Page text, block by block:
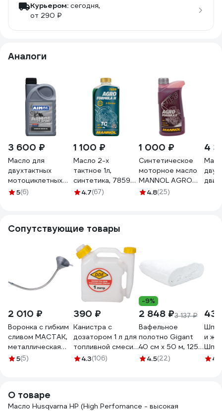
Курьером: сегодня,
от 290 ₽
Аналоги
3 600 ₽
Масло для
двухтактных
мотоциклетных
двигателей 2T
5(6)
1 100 ₽
Mасло 2-х
тактное 1л,
синтетика, 7859
Agro for
4.7(67)
1 000 ₽
Синтетическое
моторное масло
MANNOL AGRO
FORMULA S, 1 л
4.8(25)
4
Сопутствующие товары
2 010 ₽
Воронка с гибким
сливом МАСТАК,
металлическая
135-00007
5(5)
390 ₽
Канистра с
дозатором 1 л для
топливной смеси
DDE 247-002
4.3(106)
-9%
2 848 ₽3 137 ₽
Вафельное
полотно Gigant
40 см х 50 м, 125
г/м2 GVL-200
4.5(22)
и
4.6
О товаре
Масло Husqvarna HP (High Perfomance - высокая